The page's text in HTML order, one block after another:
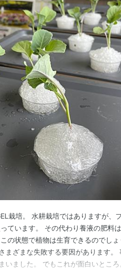
栽培。 水耕栽培ではありますが、
ています。 その代わり養液の肥料
の状態で植物は生育できるのでし
まざまな失敗する要因があります。
いました。 でもこれが面白いところ